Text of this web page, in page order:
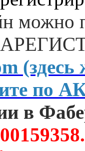
можно
по
в